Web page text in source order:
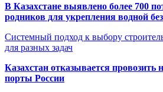
В Казахстане выявлено более 700
родников для укрепления водной
Системный подход к выбору
для разных задач
Казахстан отказывается провозить
порты России